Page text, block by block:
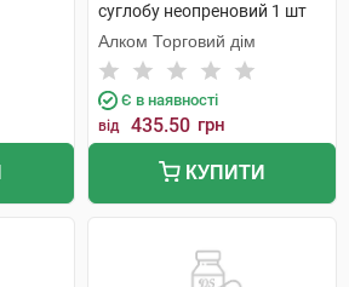
суглобу неопреновий 1 шт
Алком Торговий дім
Є в наявності
від 435.50 грн
КУПИТИ